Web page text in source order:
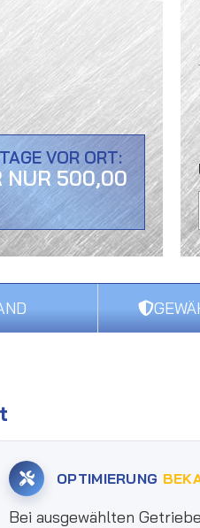
VOR ORT:
NUR 500,00
OPTIMIERUNG
Bei ausgewählten